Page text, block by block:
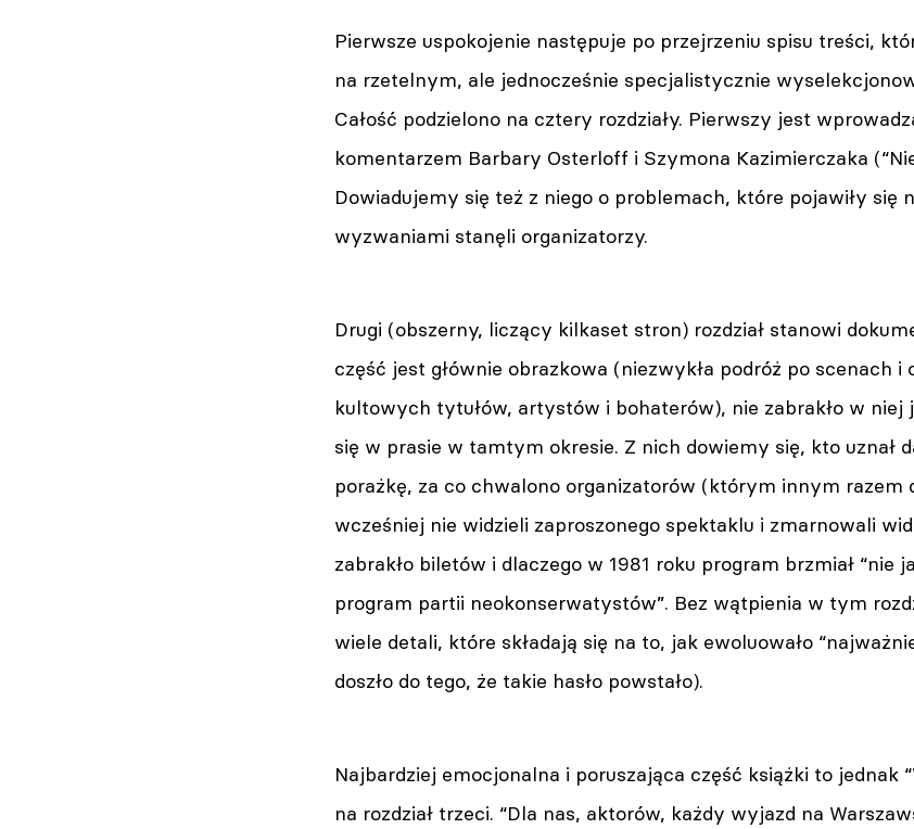
Pierwsze uspokojenie następuje po przejrzeniu spisu treści,
na rzetelnym, ale jednocześnie specjalistycznie
Całość podzielono na cztery rozdziały. Pierwszy jest
komentarzem Barbary Osterloff i Szymona Kazimierczaka
Dowiadujemy się też z niego o problemach, które pojawiły się
wyzwaniami stanęli organizatorzy.
Drugi (obszerny, liczący kilkaset stron) rozdział stanowi
część jest głównie obrazkowa (niezwykła podróż po scenach
kultowych tytułów, artystów i bohaterów), nie zabrakło w niej
się w prasie w tamtym okresie. Z nich dowiemy się, kto uznał
porażkę, za co chwalono organizatorów (którym innym razem
wcześniej nie widzieli zaproszonego spektaklu i zmarnowali
zabrakło biletów i dlaczego w 1981 roku program brzmiał
program partii neokonserwatystów”. Bez wątpienia w tym
wiele detali, które składają się na to, jak ewoluowało
doszło do tego, że takie hasło powstało).
Najbardziej emocjonalna i poruszająca część książki to jednak
na rozdział trzeci. “Dla nas, aktorów, każdy wyjazd na